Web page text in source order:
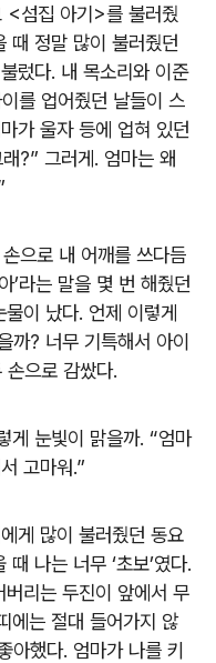
<섬집 아기>를 불러줬
때 정말 많이 불러줬던
렀다. 내 목소리와 이준
를 업어줬던 날들이 스
가 울자 등에 업혀 있던
?” 그러게. 엄마는 왜
으로 내 어깨를 쓰다듬
’라는 말을 몇 번 해줬던
이 났다. 언제 이렇게
까? 너무 기특해서 아이
으로 감쌌다.
게 눈빛이 맑을까. “엄마
고마워.”
게 많이 불러줬던 동요
나는 너무 ‘초보’였다.
리는 두진이 앞에서 무
에는 절대 들어가지 않
아했다. 엄마가 나를 키